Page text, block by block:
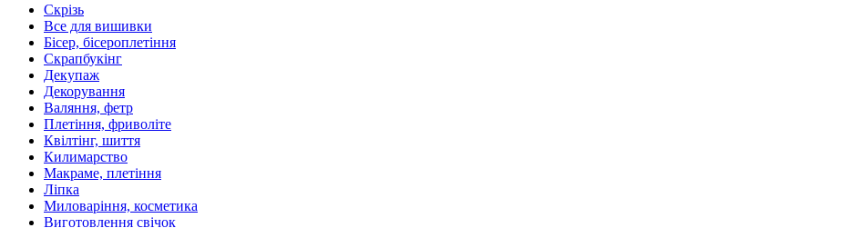
Скрізь
Все для вишивки
Бісер, бісероплетіння
Скрапбукінг
Декупаж
Декорування
Валяння, фетр
Плетіння, фриволіте
Квілтінг, шиття
Килимарство
Макраме, плетіння
Ліпка
Миловаріння, косметика
Виготовлення свічок